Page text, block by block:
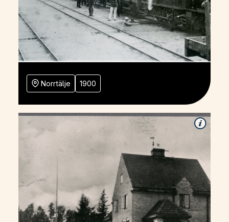
Norrtälje 1900